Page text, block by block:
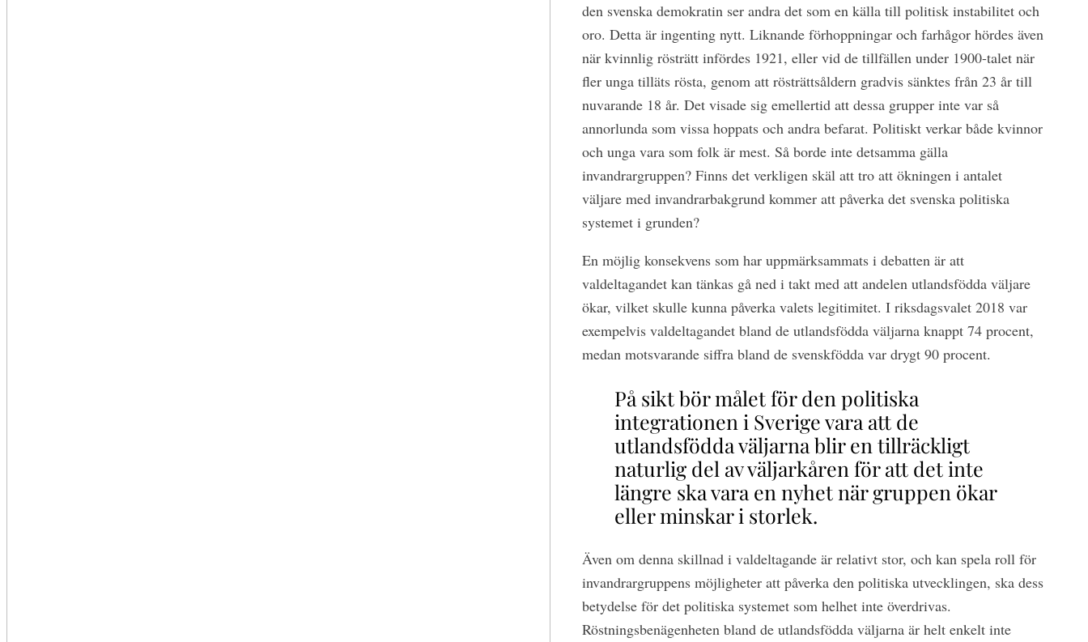
den svenska demokratin ser andra det som en källa till politisk instabilitet och
oro. Detta är ingenting nytt. Liknande förhoppningar och farhågor hördes även
när kvinnlig rösträtt infördes 1921, eller vid de tillfällen under 1900-talet när
fler unga tilläts rösta, genom att rösträttsåldern gradvis sänktes från 23 år till
nuvarande 18 år. Det visade sig emellertid att dessa grupper inte var så
annorlunda som vissa hoppats och andra befarat. Politiskt verkar både kvinnor
och unga vara som folk är mest. Så borde inte detsamma gälla
invandrargruppen? Finns det verkligen skäl att tro att ökningen i antalet
väljare med invandrarbakgrund kommer att påverka det svenska politiska
systemet i grunden?
En möjlig konsekvens som har uppmärksammats i debatten är att
valdeltagandet kan tänkas gå ned i takt med att andelen utlandsfödda väljare
ökar, vilket skulle kunna påverka valets legitimitet. I riksdagsvalet 2018 var
exempelvis valdeltagandet bland de utlandsfödda väljarna knappt 74 procent,
medan motsvarande siffra bland de svenskfödda var drygt 90 procent.
På sikt bör målet för den politiska
integrationen i Sverige vara att de
utlandsfödda väljarna blir en tillräckligt
naturlig del av väljarkåren för att det inte
längre ska vara en nyhet när gruppen ökar
eller minskar i storlek.
Även om denna skillnad i valdeltagande är relativt stor, och kan spela roll för
invandrargruppens möjligheter att påverka den politiska utvecklingen, ska dess
betydelse för det politiska systemet som helhet inte överdrivas.
Röstningsbenägenheten bland de utlandsfödda väljarna är helt enkelt inte